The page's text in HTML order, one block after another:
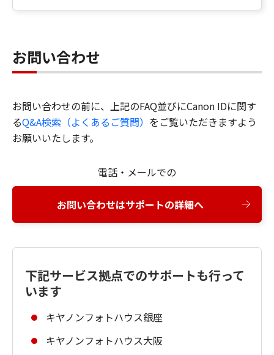
お問い合わせ
お問い合わせの前に、上記のFAQ並びにCanon IDに関す
るQ&A検索（よくあるご質問） をご覧いただきますよう
お願いいたします。
電話・メールでの
お問い合わせはサポートの詳細へ
下記サービス拠点でのサポートも行って
います
キヤノンフォトハウス銀座
キヤノンフォトハウス大阪